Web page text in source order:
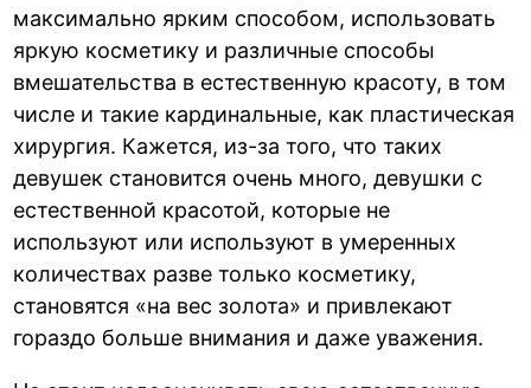
максимально ярким способом, использовать
яркую косметику и различные способы
вмешательства в естественную красоту, в том
числе и такие кардинальные, как пластическая
хирургия. Кажется, из-за того, что таких
девушек становится очень много, девушки с
естественной красотой, которые не
используют или используют в умеренных
количествах разве только косметику,
становятся «на вес золота» и привлекают
гораздо больше внимания и даже уважения.